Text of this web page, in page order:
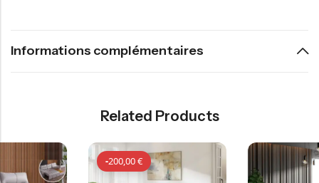
Informations complémentaires
Related Products
-200,00 €